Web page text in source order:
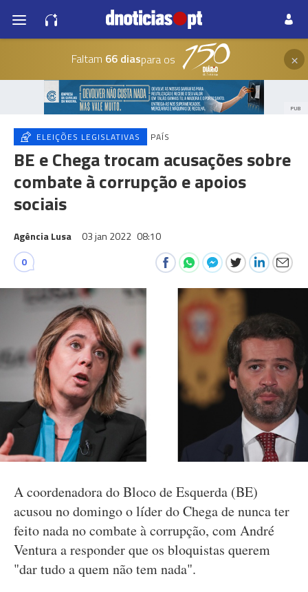
Faltam 66 diaspara os ×
PUB
ELEIÇÕES LEGISLATIVAS PAÍS
BE e Chega trocam acusações sobre
combate à corrupção e apoios
sociais
Agência Lusa 03 jan 2022 08:10
0
A coordenadora do Bloco de Esquerda (BE)
acusou no domingo o líder do Chega de nunca ter
feito nada no combate à corrupção, com André
Ventura a responder que os bloquistas querem
"dar tudo a quem não tem nada".